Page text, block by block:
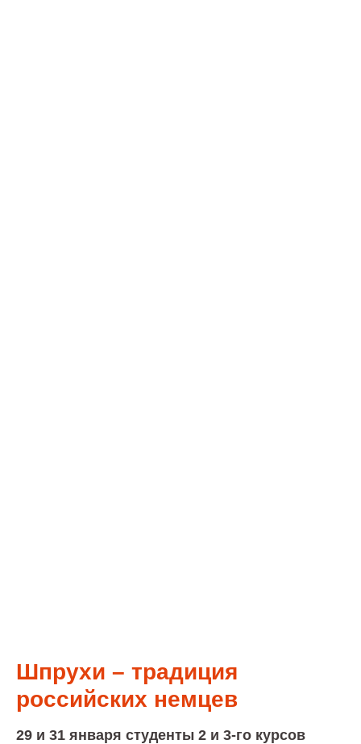
Шпрухи – традиция
российских немцев
29 и 31 января студенты 2 и 3-го курсов